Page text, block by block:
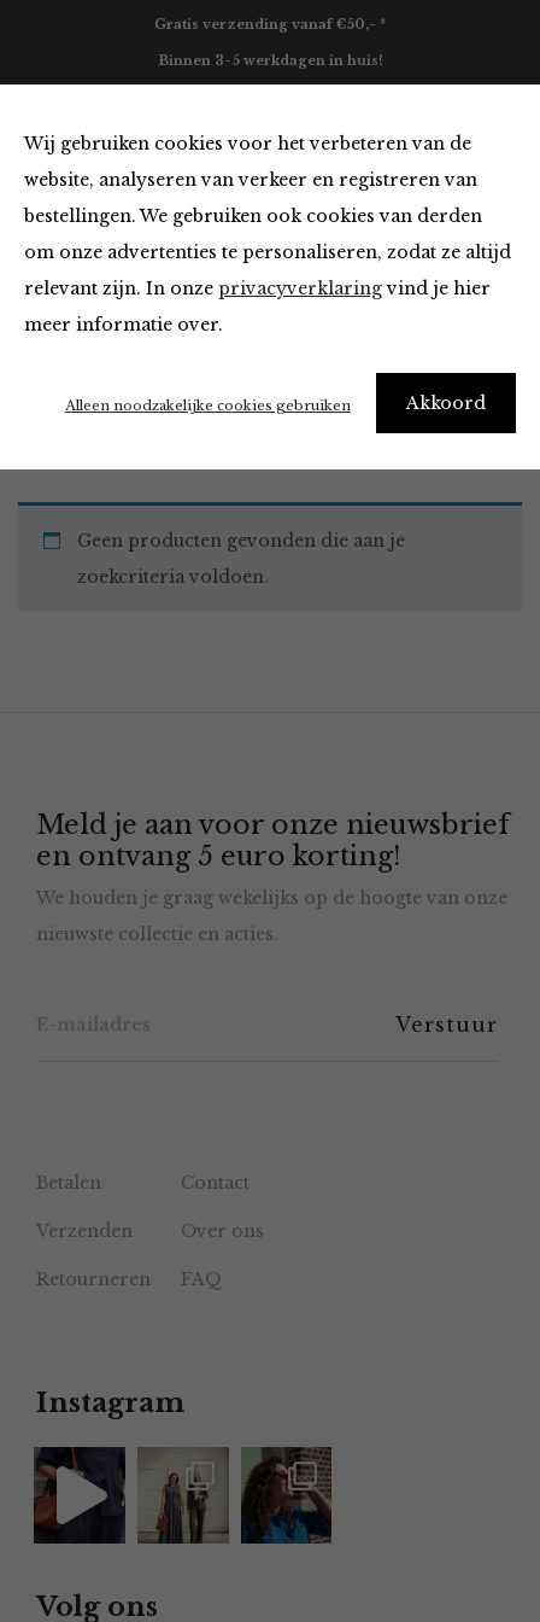
Wij gebruiken cookies voor het verbeteren van de
website, analyseren van verkeer en registreren van
bestellingen. We gebruiken ook cookies van derden
om onze advertenties te personaliseren, zodat ze altijd
relevant zijn. In onze privacyverklaringvind je hier
meer informatie over.
Akkoord
Alleen noodzakelijke cookies gebruiken
Gratis verzending vanaf €50,- *
Binnen 3-5 werkdagen in huis!
Tops en Blouses
Home Winkel Kleding Tops en Blouses
Geen producten gevonden die aan je
zoekcriteria voldoen.
Meld je aan voor onze nieuwsbrief
en ontvang 5 euro korting!
We houden je graag wekelijks op de hoogte van onze
nieuwste collectie en acties.
Betalen Contact
Verzenden Over ons
Retourneren FAQ
Instagram
Volg ons